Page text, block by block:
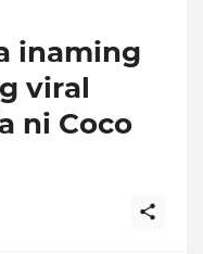
inaming
viral
ni Coco